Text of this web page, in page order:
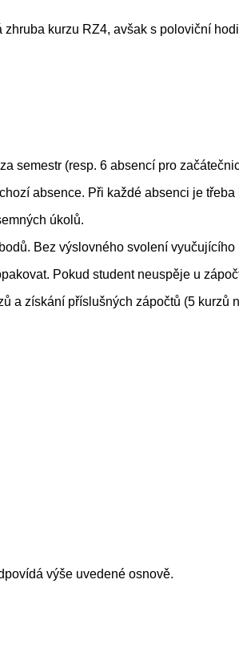
kurzu RZ4, avšak s poloviční
semestr (resp. 6 absencí pro
absence. Při každé absenci je
úkolů.
Bez výslovného svolení
Pokud student neuspěje u
a získání příslušných zápočtů (5
výše uvedené osnově.